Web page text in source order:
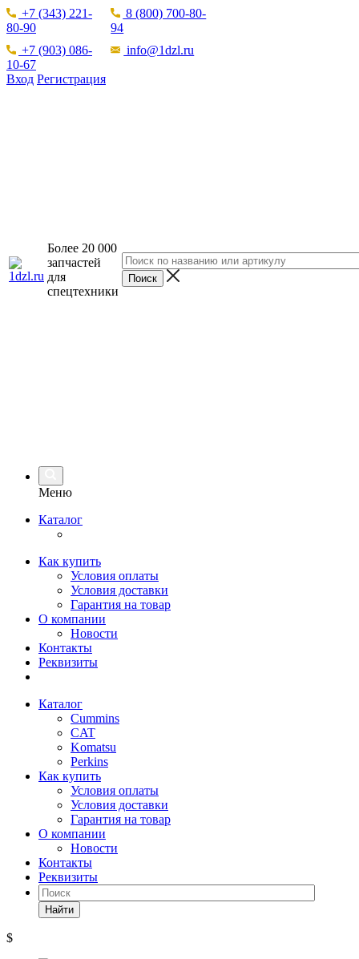
+7 (343) 221-
80-90
8 (800) 700-80-
94
+7 (903) 086-
10-67
info@1dzl.ru
Вход Регистрация
Более 20 000
запчастей
для
спецтехники
Меню
Каталог
Как купить
Условия оплаты
Условия доставки
Гарантия на товар
О компании
Новости
Контакты
Реквизиты
Каталог
Cummins
CAT
Komatsu
Perkins
Как купить
Условия оплаты
Условия доставки
Гарантия на товар
О компании
Новости
Контакты
Реквизиты
Найти
$